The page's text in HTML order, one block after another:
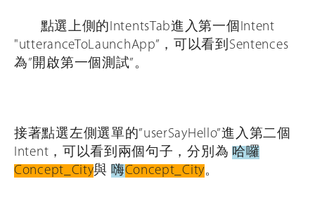
點選上側的IntentsTab進入第一個Intent
"utteranceToLaunchApp”，可以看到Sentences
為”開啟第一個測試”。
接著點選左側選單的”userSayHello”進入第二個
Intent，可以看到兩個句子，分別為 哈囉
Concept_City與 嗨Concept_City。